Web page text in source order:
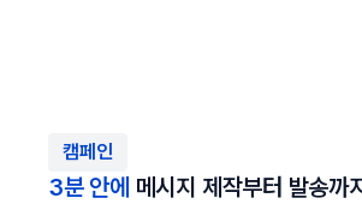
캠페인
3분 안에 메시지 제작부터 발송까지